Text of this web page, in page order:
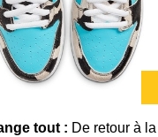
tout : De retour à